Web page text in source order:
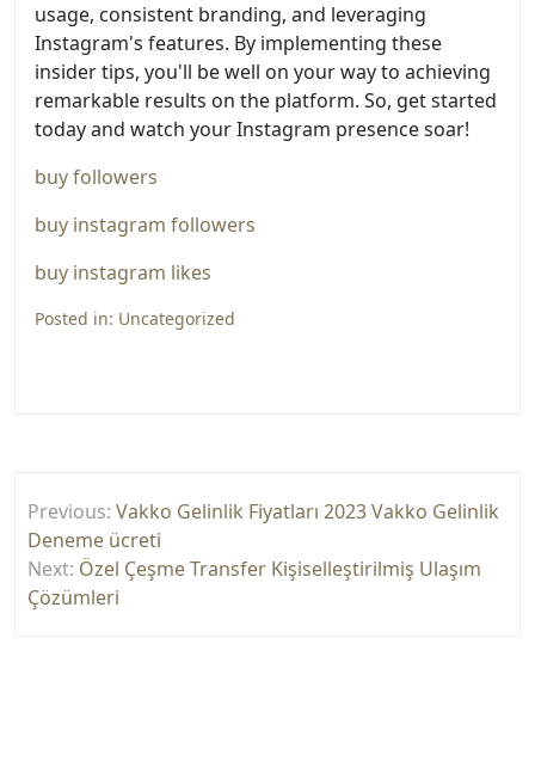
usage, consistent branding, and leveraging
Instagram's features. By implementing these
insider tips, you'll be well on your way to achieving
remarkable results on the platform. So, get started
today and watch your Instagram presence soar!
buy followers
buy instagram followers
buy instagram likes
Posted in: Uncategorized
gezinmesi
Previous: Vakko Gelinlik Fiyatları 2023 Vakko Gelinlik
Deneme ücreti
Next: Özel Çeşme Transfer Kişiselleştirilmiş Ulaşım
Çözümleri